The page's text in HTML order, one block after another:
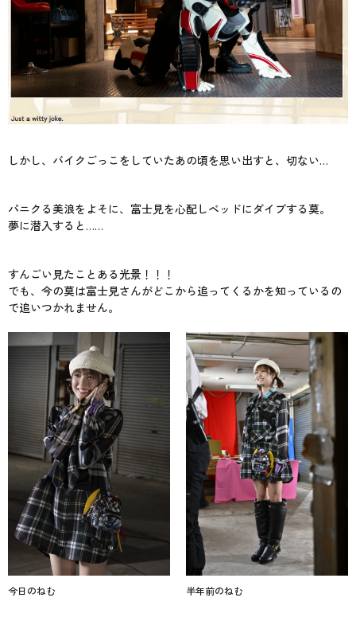
しかし、バイクごっこをしていたあの頃を思い出すと、切ない…
パニクる美浪をよそに、富士見を心配しベッドにダイブする莫。
夢に潜入すると……
すんごい見たことある光景！！！
でも、今の莫は富士見さんがどこから追ってくるかを知っているの
で追いつかれません。
今日のねむ 半年前のねむ